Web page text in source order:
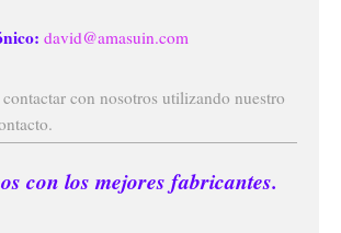
david@amasuin.com
con nosotros utilizando nuestro
con los mejores fabricantes.